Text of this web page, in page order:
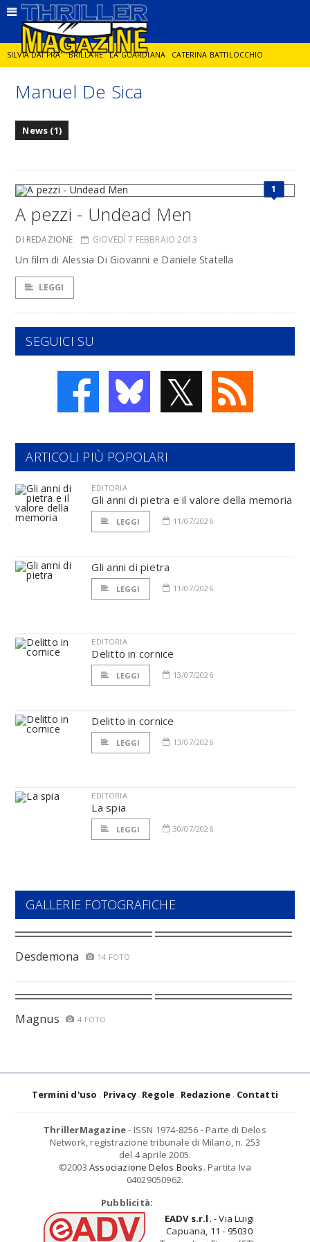
SILVIA DAI PRA' BRILLARE LA GUARDIANA CATERINA BATTILOCCHIO
JORGE DIAZ LA SPIA DELITTO IN CORNICE
Manuel De Sica
News (1)
1
A pezzi - Undead Men
DI REDAZIONE GIOVEDÌ 7 FEBBRAIO 2013
Un film di Alessia Di Giovanni e Daniele Statella
LEGGI
SEGUICI SU
𝕏
ARTICOLI PIÙ POPOLARI
EDITORIA
Gli anni di pietra e il valore della memoria
LEGGI 11/07/2026
Gli anni di pietra
LEGGI 11/07/2026
EDITORIA
Delitto in cornice
LEGGI 13/07/2026
Delitto in cornice
LEGGI 13/07/2026
EDITORIA
La spia
LEGGI 30/07/2026
GALLERIE FOTOGRAFICHE
Desdemona 14 FOTO
Magnus 4 FOTO
Termini d'uso Privacy Regole Redazione Contatti
ThrillerMagazine- ISSN 1974-8256 - Parte di Delos
Network, registrazione tribunale di Milano, n. 253
del 4 aprile 2005.
©2003 Associazione Delos Books. Partita Iva
04029050962.
Pubblicità:
EADV s.r.l. - Via Luigi
Capuana, 11 - 95030